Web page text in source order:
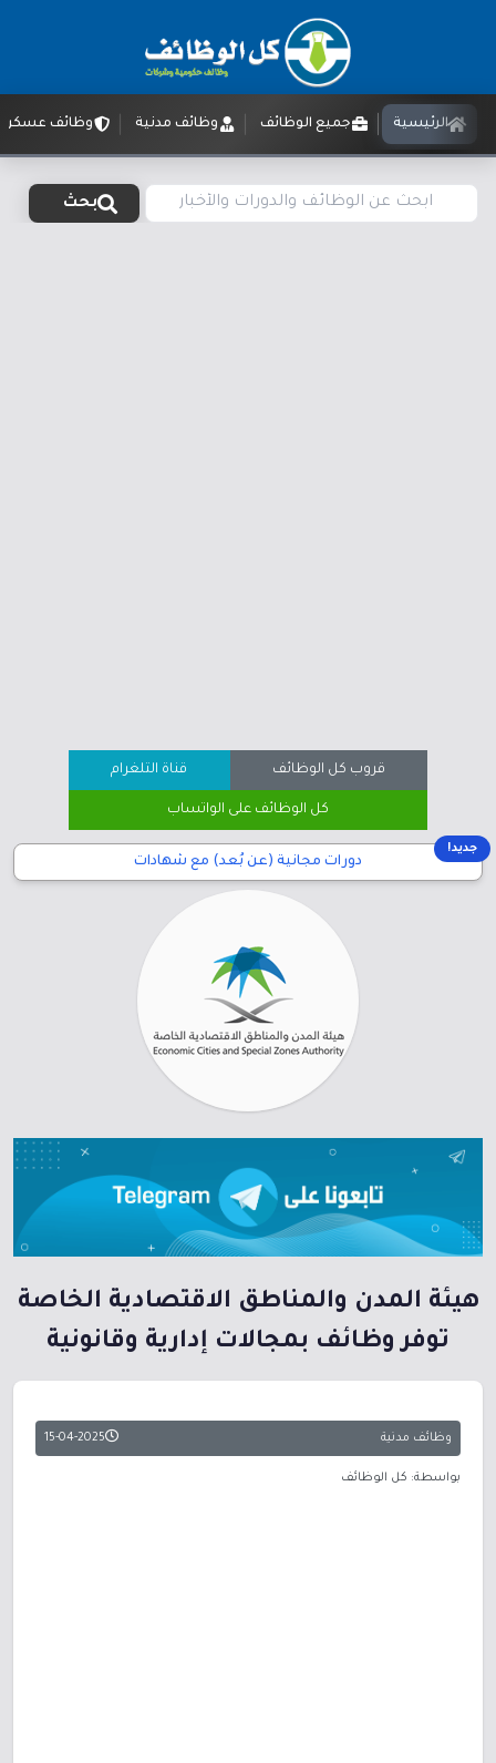
الرئيسية جميع الوظائف وظائف مدنية وظائف
بحث
قروب كل الوظائف قناة التلغرام
كل الوظائف على الواتساب
جديد!
دورات مجانية (عن بُعد) مع شهادات
هيئة المدن والمناطق الاقتصادية الخاصة
توفر وظائف بمجالات إدارية وقانونية
وظائف مدنية 15-04-2025
بواسطة: كل الوظائف